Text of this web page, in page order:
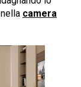
camera